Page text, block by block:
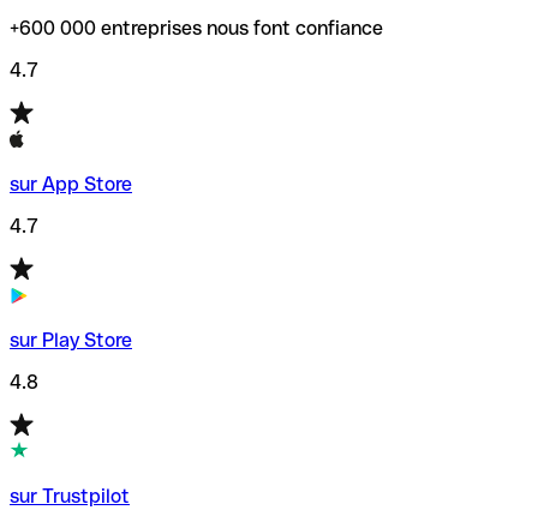
+600 000 entreprises nous font confiance
4.7
sur App Store
4.7
sur Play Store
4.8
sur Trustpilot